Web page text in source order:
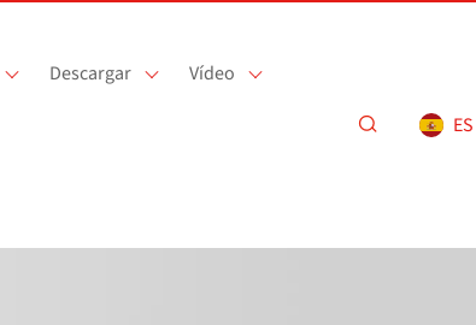
Descargar Vídeo
ES